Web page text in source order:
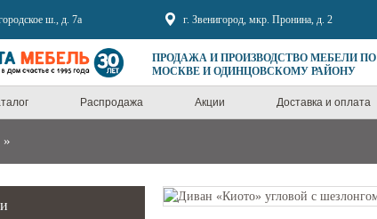
ш., д. 7а г. Звенигород, мкр. Пронина, д. 2
ПРОДАЖА И ПРОИЗВОДСТВО МЕБЕЛИ ПО
МОСКВЕ И ОДИНЦОВСКОМУ РАЙОНУ
Распродажа Акции Доставка и оплата
»